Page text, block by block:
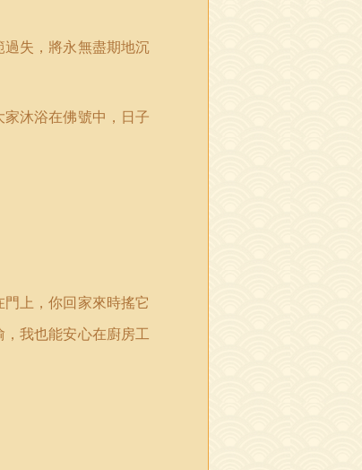
失，將永無盡期地沉
沐浴在佛號中，日子
上，你回家來時搖它
我也能安心在廚房工